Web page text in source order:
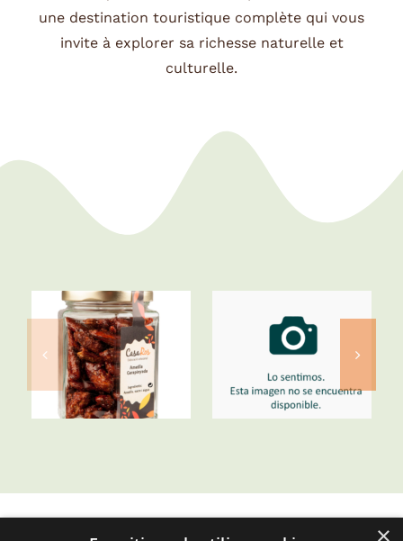
une destination touristique complète qui vous
invite à explorer sa richesse naturelle et
culturelle.
Amande
garapinada
SELECT OPTIONS
/
DETAILS
torréfiées
Sachet 100gr
ADD TO CART
/
DETAILS